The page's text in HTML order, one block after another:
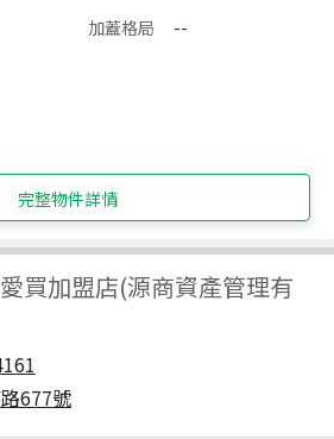
加蓋格局
--
完整物件詳情
買加盟店(源商資產管理有
677號